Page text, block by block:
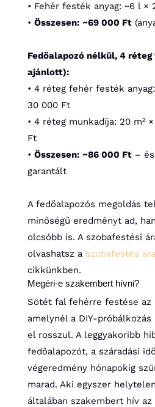
• Fehér festék anyag: ~6 l ×
• Összesen: ~69 000 Ft
Fedőalapozó nélkül, 4
ajánlott):
• 4 réteg fehér festék
30 000 Ft
• 4 réteg munkadíja: 20 m²
Ft
• Összesen: ~86 000 Ft– és
garantált
A fedőalapozós megoldás
minőségű eredményt ad,
olcsóbb is. A szobafestési
olvashatsz a szobafestés
cikkünkben.
Megéri-e szakembert hívni?
Sötét fal fehérre festése az
amelynél a DIY-
el rosszul. A leggyakoribb
fedőalapozót, a száradási
végeredmény hónapokig
marad. Aki egyszer
általában szakembert hív